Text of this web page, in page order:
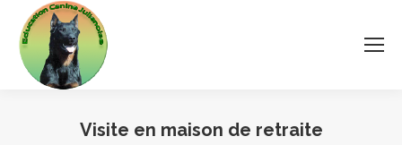
Visite en maison de retraite